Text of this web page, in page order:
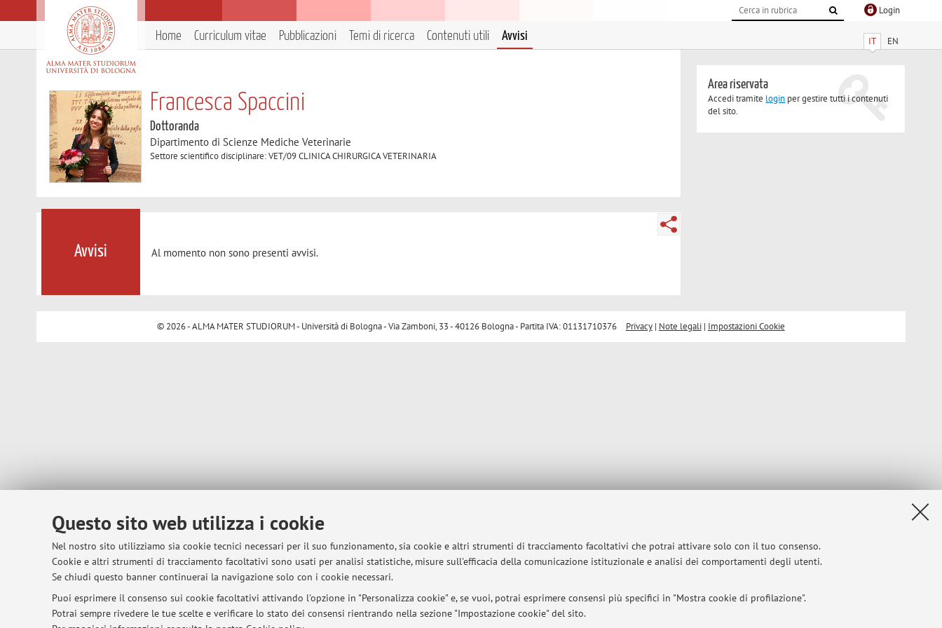
Questo sito web utilizza i cookie
Nel nostro sito utilizziamo sia cookie tecnici necessari per il suo funzionamento, sia cookie e altri strumenti di tracciamento facoltativi che potrai attivare solo con il tuo consenso.
Cookie e altri strumenti di tracciamento facoltativi sono usati per analisi statistiche, misure sull'efficacia della comunicazione istituzionale e analisi dei comportamenti degli utenti.
Se chiudi questo banner continuerai la navigazione solo con i cookie necessari.
Puoi esprimere il consenso sui cookie facoltativi attivando l'opzione in "Personalizza cookie" e, se vuoi, potrai esprimere consensi più specifici in "Mostra cookie di profilazione".
Potrai sempre rivedere le tue scelte e verificare lo stato dei consensi rientrando nella sezione "Impostazione cookie" del sito.
Login
IT EN
Home Curriculum vitae Pubblicazioni Temi di ricerca Contenuti utili Avvisi
Francesca Spaccini
Dottoranda
Dipartimento di Scienze Mediche Veterinarie
Settore scientifico disciplinare: VET/09 CLINICA CHIRURGICA VETERINARIA
Avvisi Al momento non sono presenti avvisi.
Area riservata
Accedi tramite login per gestire tutti i contenuti
del sito.
© 2026 - ALMA MATER STUDIORUM - Università di Bologna - Via Zamboni, 33 - 40126 Bologna - Partita IVA: 01131710376 Privacy| Note legali| Impostazioni Cookie